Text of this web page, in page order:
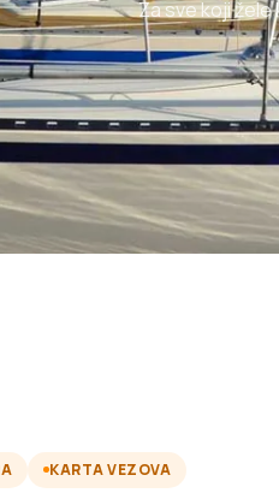
Za sve koji žele
KARTA VEZOVA